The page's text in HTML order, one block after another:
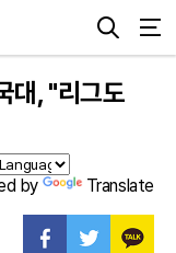
대, "리그도
by Translate